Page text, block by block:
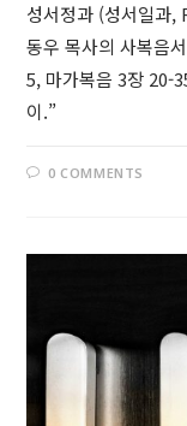
성서정과 (성서일
동우 목사의 사복음
5, 마가복음 3장 20-
이.”
0 COMMENTS